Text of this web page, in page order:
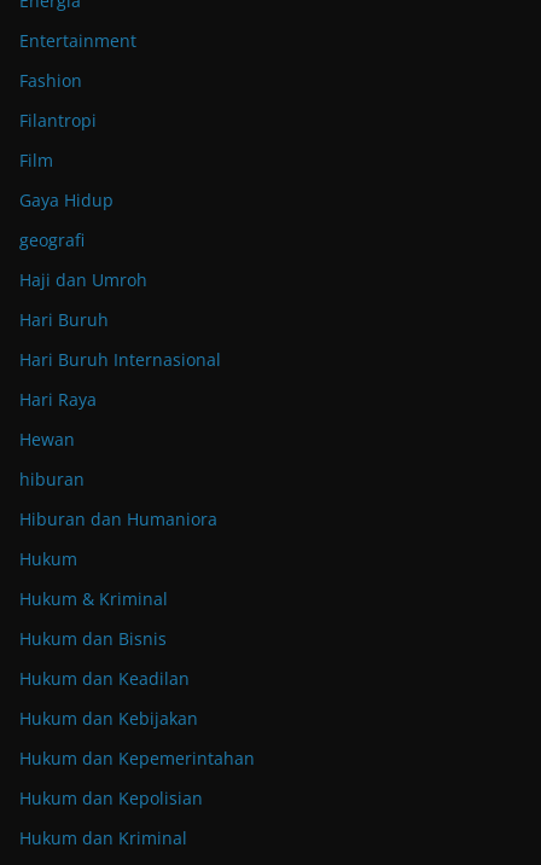
Entertainment
Fashion
Filantropi
Film
Gaya Hidup
geografi
Haji dan Umroh
Hari Buruh
Hari Buruh Internasional
Hari Raya
Hewan
hiburan
Hiburan dan Humaniora
Hukum
Hukum & Kriminal
Hukum dan Bisnis
Hukum dan Keadilan
Hukum dan Kebijakan
Hukum dan Kepemerintahan
Hukum dan Kepolisian
Hukum dan Kriminal